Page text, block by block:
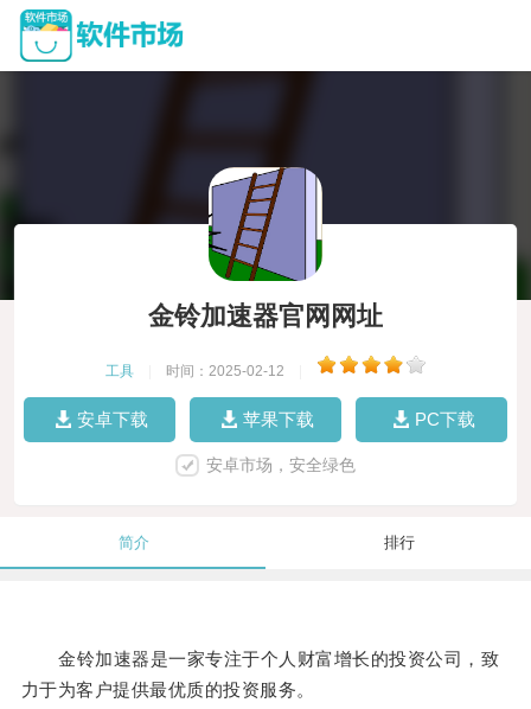
金铃加速器官网网址
工具 时间：2025-02-12
安卓下载 苹果下载 PC下载
安卓市场，安全绿色
简介 排行
金铃加速器是一家专注于个人财富增长的投资公司，致
力于为客户提供最优质的投资服务。